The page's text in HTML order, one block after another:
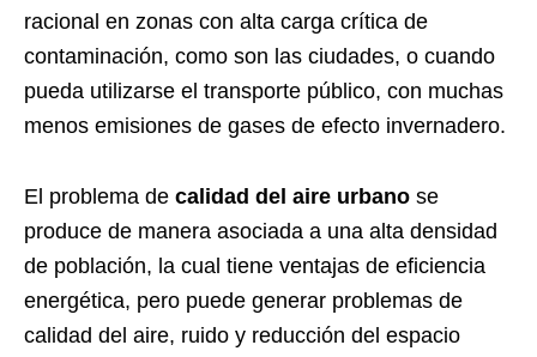
racional en zonas con alta carga crítica de
contaminación, como son las ciudades, o cuando
pueda utilizarse el transporte público, con muchas
menos emisiones de gases de efecto invernadero.
El problema de calidad del aire urbano se
produce de manera asociada a una alta densidad
de población, la cual tiene ventajas de eficiencia
energética, pero puede generar problemas de
calidad del aire, ruido y reducción del espacio